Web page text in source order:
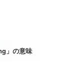
」の意味